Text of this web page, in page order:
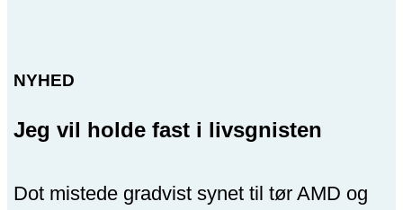
NYHED
Jeg vil holde fast i livsgnisten
Dot mistede gradvist synet til tør AMD og